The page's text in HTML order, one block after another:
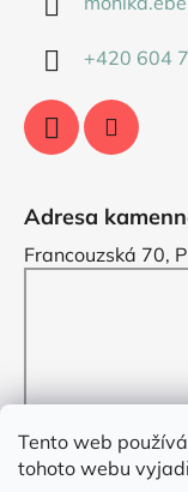
Tento web
tohoto webu
+420 604
Adresa
Francouzská 70,